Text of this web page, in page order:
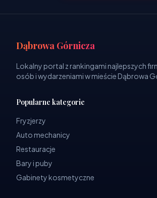
Dąbrowa Górnicza
Lokalny portal z rankingami najlepszych
osób i wydarzeniami w mieście Dąbrowa
Popularne kategorie
Fryzjerzy
Auto mechanicy
Restauracje
Bary i puby
Gabinety kosmetyczne